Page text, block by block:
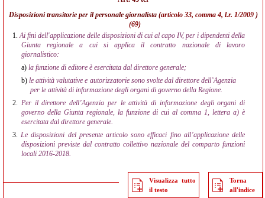
Disposizioni transitorie per il personale giornalista (articolo 33, comma 4, l.r. 1/2009)
(69)
1. Ai fini dell'applicazione delle disposizioni di cui al capo IV, per i dipendenti della
Giunta regionale a cui si applica il contratto nazionale di lavoro
giornalistico:
a) la funzione di editore è esercitata dal direttore generale;
b)le attività valutative e autorizzatorie sono svolte dal direttore dell’Agenzia
per le attività di informazione degli organi di governo della Regione.
2. Per il direttore dell’Agenzia per le attività di informazione degli organi di
governo della Giunta regionale, la funzione di cui al comma 1, lettera a) è
esercitata dal direttore generale.
3. Le disposizioni del presente articolo sono efficaci fino all’applicazione delle
disposizioni previste dal contratto collettivo nazionale del comparto funzioni
locali 2016-2018.
Visualizza tutto
il testo
Torna
all'indice